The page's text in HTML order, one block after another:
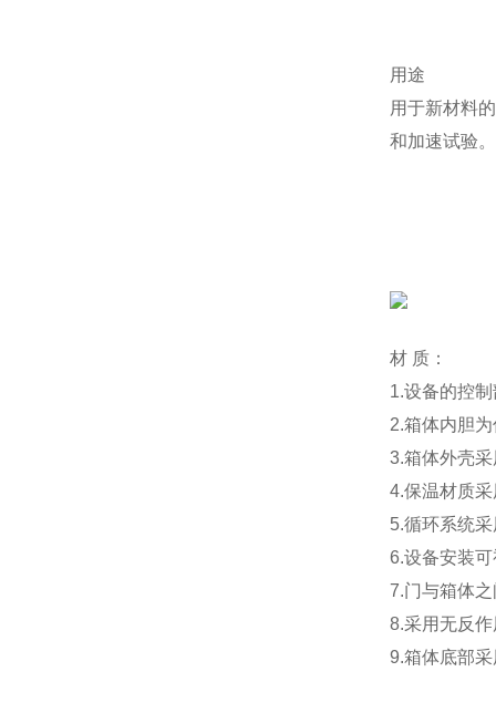
用途
用于新材料
和加速试验
材 质：
1.设备的控
2.箱体内胆
3.箱体外壳
4.保温材质
5.循环系统
6.设备安装
7.门与箱体
8.采用无反
9.箱体底部